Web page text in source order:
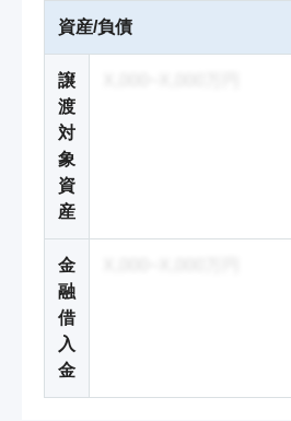
資産/負債
譲
渡
対
象
資
産
金
融
借
入
金